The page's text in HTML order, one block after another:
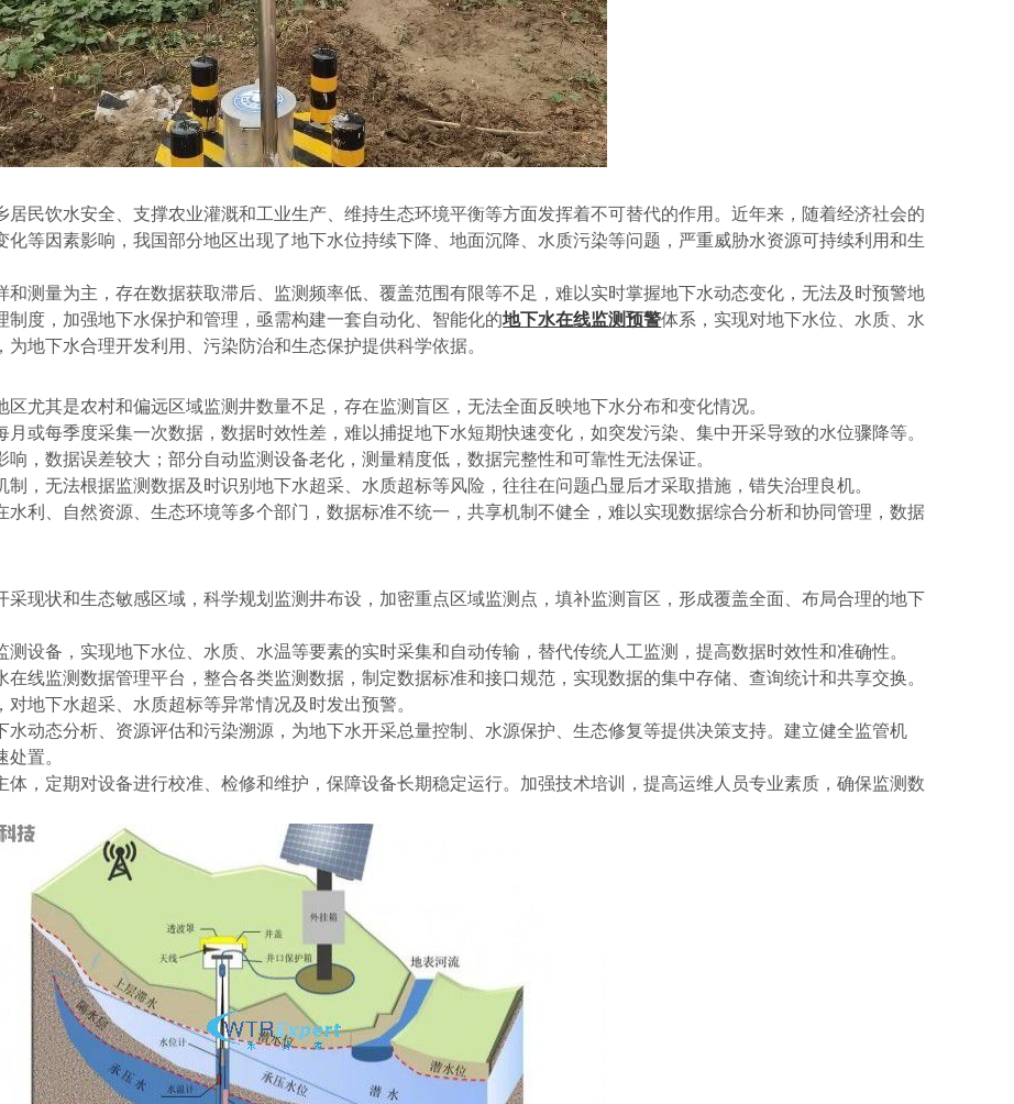
民饮水安全、支撑农业灌溉和工业生产、维持生态环境平衡等方面发挥着不可替代的作用。近年来，随着经济社会的
等因素影响，我国部分地区出现了地下水位持续下降、地面沉降、水质污染等问题，严重威胁水资源可持续利用和生
测量为主，存在数据获取滞后、监测频率低、覆盖范围有限等不足，难以实时掌握地下水动态变化，无法及时预警地
度，加强地下水保护和管理，亟需构建一套自动化、智能化的地下水在线监测预警体系，实现对地下水位、水质、水
地下水合理开发利用、污染防治和生态保护提供科学依据。
区尤其是农村和偏远区域监测井数量不足，存在监测盲区，无法全面反映地下水分布和变化情况。
月或每季度采集一次数据，数据时效性差，难以捕捉地下水短期快速变化，如突发污染、集中开采导致的水位骤降等。
响，数据误差较大；部分自动监测设备老化，测量精度低，数据完整性和可靠性无法保证。
制，无法根据监测数据及时识别地下水超采、水质超标等风险，往往在问题凸显后才采取措施，错失治理良机。
水利、自然资源、生态环境等多个部门，数据标准不统一，共享机制不健全，难以实现数据综合分析和协同管理，数据
采现状和生态敏感区域，科学规划监测井布设，加密重点区域监测点，填补监测盲区，形成覆盖全面、布局合理的地下
测设备，实现地下水位、水质、水温等要素的实时采集和自动传输，替代传统人工监测，提高数据时效性和准确性。
在线监测数据管理平台，整合各类监测数据，制定数据标准和接口规范，实现数据的集中存储、查询统计和共享交换。
地下水超采、水质超标等异常情况及时发出预警。
水动态分析、资源评估和污染溯源，为地下水开采总量控制、水源保护、生态修复等提供决策支持。建立健全监管机
置。
体，定期对设备进行校准、检修和维护，保障设备长期稳定运行。加强技术培训，提高运维人员专业素质，确保监测数